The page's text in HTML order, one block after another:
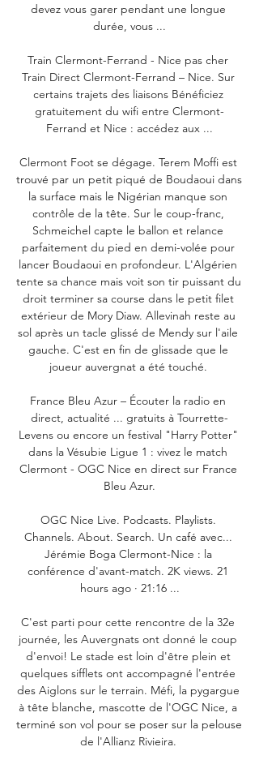
devez vous garer pendant une longue
durée, vous ...
Train Clermont-Ferrand - Nice pas cher
Train Direct Clermont-Ferrand – Nice. Sur
certains trajets des liaisons Bénéficiez
gratuitement du wifi entre Clermont-
Ferrand et Nice : accédez aux ...
Clermont Foot se dégage. Terem Moffi est
trouvé par un petit piqué de Boudaoui dans
la surface mais le Nigérian manque son
contrôle de la tête. Sur le coup-franc,
Schmeichel capte le ballon et relance
parfaitement du pied en demi-volée pour
lancer Boudaoui en profondeur. L'Algérien
tente sa chance mais voit son tir puissant du
droit terminer sa course dans le petit filet
extérieur de Mory Diaw. Allevinah reste au
sol après un tacle glissé de Mendy sur l'aile
gauche. C'est en fin de glissade que le
joueur auvergnat a été touché.
France Bleu Azur – Écouter la radio en
direct, actualité ... gratuits à Tourrette-
Levens ou encore un festival "Harry Potter"
dans la Vésubie Ligue 1 : vivez le match
Clermont - OGC Nice en direct sur France
Bleu Azur.
OGC Nice Live. Podcasts. Playlists.
Channels. About. Search. Un café avec...
Jérémie Boga Clermont-Nice : la
conférence d'avant-match. 2K views. 21
hours ago · 21:16 ...
C'est parti pour cette rencontre de la 32e
journée, les Auvergnats ont donné le coup
d'envoi! Le stade est loin d'être plein et
quelques sifflets ont accompagné l'entrée
des Aiglons sur le terrain. Méfi, la pygargue
à tête blanche, mascotte de l'OGC Nice, a
terminé son vol pour se poser sur la pelouse
de l'Allianz Rivieira.